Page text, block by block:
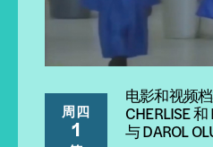
周四
1
电影和视频
CHERLISE
与 DAROL